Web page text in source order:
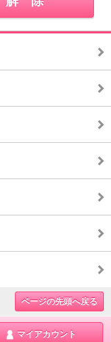
ページの先頭へ戻る
マイアカウント